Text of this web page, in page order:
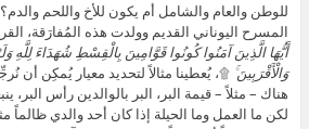
للوطن والعام والشامل أم يكون للأخ واللحم
المسرح اليوناني القديم وولدت هذه المُفارَقة،
أَيُّهَا الَّذِينَ آمَنُوا كُونُوا قَوَّامِينَ بِالْقِسْطِ شُهَدَاءَ لِلَّهِ
وَالْأَقْرَبِينَ ۚ ۩، يُعطينا مثالاً لتحديد معيار يُمكِن أن
هناك – مثلاً – قيمة البر، البر بالوالدين رأس البر،
لكن ما العمل وما الحيلة إذا كان أحد والدي